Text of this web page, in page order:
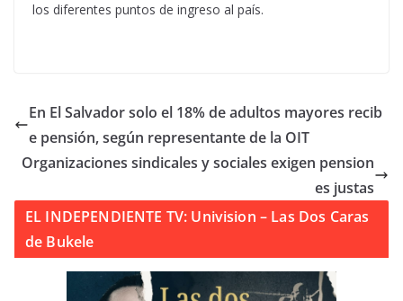
los diferentes puntos de ingreso al país.
En El Salvador solo el 18% de adultos mayores recib
e pensión, según representante de la OIT
Organizaciones sindicales y sociales exigen pension
es justas
EL INDEPENDIENTE TV: Univision – Las Dos Caras
de Bukele